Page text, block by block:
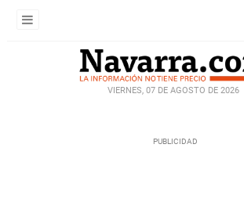
VIERNES, 07 DE AGOSTO DE 2026